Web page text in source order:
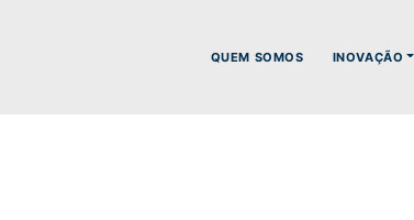
QUEM SOMOS INOVAÇÃO